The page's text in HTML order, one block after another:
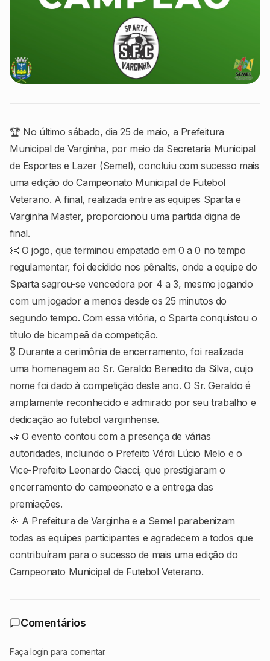
🏆 No último sábado, dia 25 de maio, a Prefeitura
Municipal de Varginha, por meio da Secretaria Municipal
de Esportes e Lazer (Semel), concluiu com sucesso mais
uma edição do Campeonato Municipal de Futebol
Veterano. A final, realizada entre as equipes Sparta e
Varginha Master, proporcionou uma partida digna de
final.
👏 O jogo, que terminou empatado em 0 a 0 no tempo
regulamentar, foi decidido nos pênaltis, onde a equipe do
Sparta sagrou-se vencedora por 4 a 3, mesmo jogando
com um jogador a menos desde os 25 minutos do
segundo tempo. Com essa vitória, o Sparta conquistou o
título de bicampeã da competição.
🎖️ Durante a cerimônia de encerramento, foi realizada
uma homenagem ao Sr. Geraldo Benedito da Silva, cujo
nome foi dado à competição deste ano. O Sr. Geraldo é
amplamente reconhecido e admirado por seu trabalho e
dedicação ao futebol varginhense.
🤝 O evento contou com a presença de várias
autoridades, incluindo o Prefeito Vérdi Lúcio Melo e o
Vice-Prefeito Leonardo Ciacci, que prestigiaram o
encerramento do campeonato e a entrega das
premiações.
🎉 A Prefeitura de Varginha e a Semel parabenizam
todas as equipes participantes e agradecem a todos que
contribuíram para o sucesso de mais uma edição do
Campeonato Municipal de Futebol Veterano.
Comentários
Faça login para comentar.